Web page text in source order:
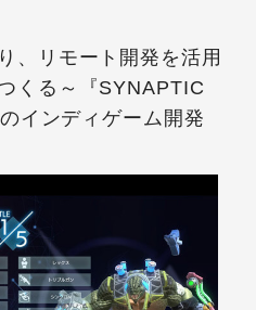
、リモート開発を活用
くる～『SYNAPTIC
インディゲーム開発